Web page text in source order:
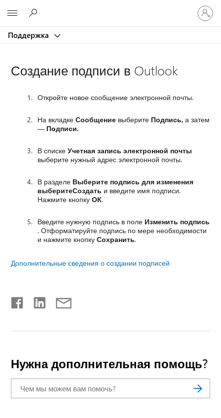
Поддержка
Создание подписи в Outlook
Откройте новое сообщение электронной почты.
На вкладкеСообщение выберите Подпись, а затем
— Подписи.
В спискеУчетная запись электронной почты
выберите нужный адрес электронной почты.
В разделе Выберите подпись для изменения
выберитеСоздать и введите имя подписи.
Нажмите кнопкуОК.
Введите нужную подпись в поле Изменить подпись
. Отформатируйте подпись по мере необходимости
и нажмите кнопкуСохранить.
Дополнительные сведения о создании подписей
Нужна дополнительная помощь?